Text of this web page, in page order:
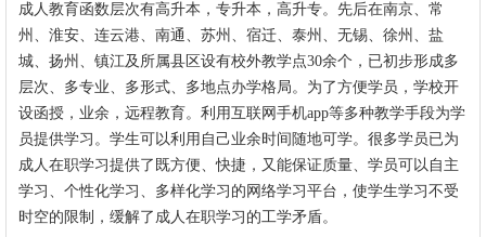
成人教育函数层次有高升本，专升本，高升专。先后在南京、常
州、淮安、连云港、南通、苏州、宿迁、泰州、无锡、徐州、盐
城、扬州、镇江及所属县区设有校外教学点30余个，已初步形成多
层次、多专业、多形式、多地点办学格局。为了方便学员，学校开
设函授，业余，远程教育。利用互联网手机app等多种教学手段为学
员提供学习。学生可以利用自己业余时间随地可学。很多学员已为
成人在职学习提供了既方便、快捷，又能保证质量、学员可以自主
学习、个性化学习、多样化学习的网络学习平台，使学生学习不受
时空的限制，缓解了成人在职学习的工学矛盾。